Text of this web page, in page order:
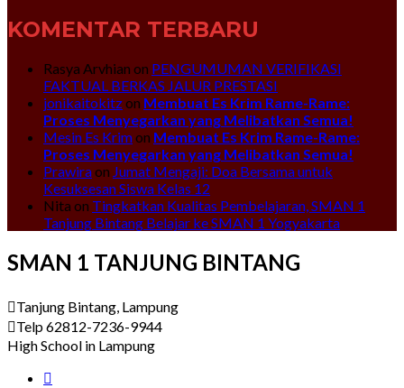
KOMENTAR TERBARU
Rasya Arvhian on PENGUMUMAN VERIFIKASI
FAKTUAL BERKAS JALUR PRESTASI
jonikaitokitzon Membuat Es Krim Rame-Rame:
Proses Menyegarkan yang Melibatkan Semua!
Mesin Es Krimon Membuat Es Krim Rame-Rame:
Proses Menyegarkan yang Melibatkan Semua!
Prawiraon Jumat Mengaji: Doa Bersama untuk
Kesuksesan Siswa Kelas 12
Nita on Tingkatkan Kualitas Pembelajaran, SMAN 1
Tanjung Bintang Belajar ke SMAN 1 Yogyakarta
SMAN 1 TANJUNG BINTANG
Tanjung Bintang, Lampung
Telp 62812-7236-9944
High School in Lampung